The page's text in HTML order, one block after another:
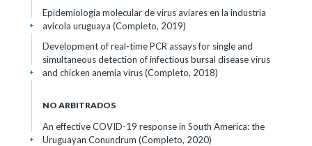
Epidemiología molecular de virus aviares en la industria
avícola uruguaya (Completo, 2019)
+
Development of real-time PCR assays for single and
simultaneous detection of infectious bursal disease virus
and chicken anemia virus (Completo, 2018)
+
NO ARBITRADOS
An effective COVID-19 response in South America: the
Uruguayan Conundrum (Completo, 2020)
+